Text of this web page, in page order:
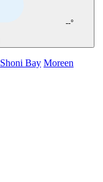
--°
Shoni Bay Moreen